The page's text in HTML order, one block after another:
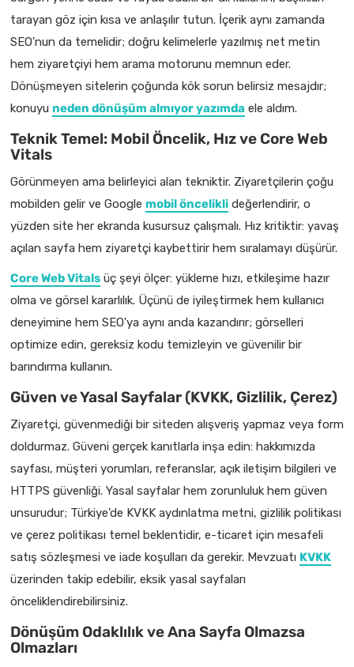
tarayan göz için kısa ve anlaşılır tutun. İçerik aynı zamanda
SEO'nun da temelidir; doğru kelimelerle yazılmış net metin
hem ziyaretçiyi hem arama motorunu memnun eder.
Dönüşmeyen sitelerin çoğunda kök sorun belirsiz mesajdır;
konuyu neden dönüşüm almıyor yazımda ele aldım.
Teknik Temel: Mobil Öncelik, Hız ve Core Web
Vitals
Görünmeyen ama belirleyici alan tekniktir. Ziyaretçilerin çoğu
mobilden gelir ve Google mobil öncelikli değerlendirir, o
yüzden site her ekranda kusursuz çalışmalı. Hız kritiktir: yavaş
açılan sayfa hem ziyaretçi kaybettirir hem sıralamayı düşürür.
Core Web Vitals üç şeyi ölçer: yükleme hızı, etkileşime hazır
olma ve görsel kararlılık. Üçünü de iyileştirmek hem kullanıcı
deneyimine hem SEO'ya aynı anda kazandırır; görselleri
optimize edin, gereksiz kodu temizleyin ve güvenilir bir
barındırma kullanın.
Güven ve Yasal Sayfalar (KVKK, Gizlilik, Çerez)
Ziyaretçi, güvenmediği bir siteden alışveriş yapmaz veya form
doldurmaz. Güveni gerçek kanıtlarla inşa edin: hakkımızda
sayfası, müşteri yorumları, referanslar, açık iletişim bilgileri ve
HTTPS güvenliği. Yasal sayfalar hem zorunluluk hem güven
unsurudur; Türkiye'de KVKK aydınlatma metni, gizlilik politikası
ve çerez politikası temel beklentidir, e-ticaret için mesafeli
satış sözleşmesi ve iade koşulları da gerekir. Mevzuatı KVKK
üzerinden takip edebilir, eksik yasal sayfaları
önceliklendirebilirsiniz.
Dönüşüm Odaklılık ve Ana Sayfa Olmazsa
Olmazları